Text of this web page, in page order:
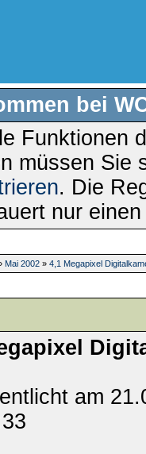
bei
Funktionen
müssen Sie
. Die
nur
Mai 2002» 4,1 Megapixel
am